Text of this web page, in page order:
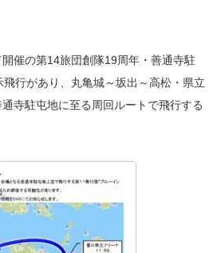
催の第14旅団創隊19周年・善通寺駐
行があり、丸亀城～坂出～高松・県立
寺駐屯地に至る周回ルートで飛行する